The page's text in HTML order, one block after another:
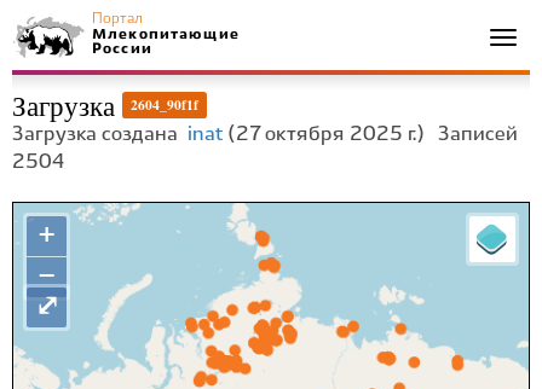
Портал
Млекопитающие
России
Загрузка 2604_90f1f
Загрузка создана inat (27 октября 2025 г.) Записей
2504
+
−
⤢